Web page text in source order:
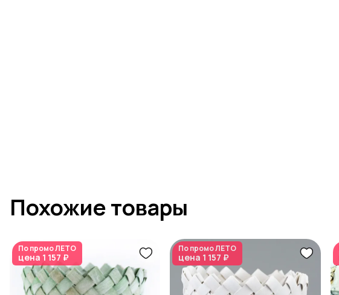
Похожие товары
По промоЛЕТО
цена 1 157 ₽
По промоЛЕТО
цена 1 157 ₽